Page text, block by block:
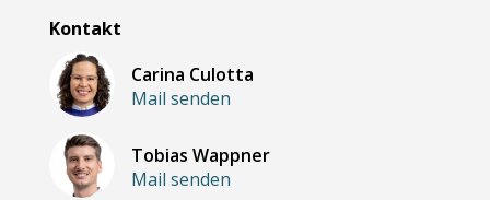
Kontakt
Carina Culotta
Mail senden
Tobias Wappner
Mail senden